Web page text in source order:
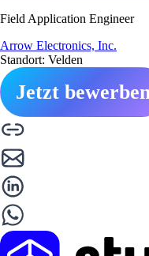
Field Application Engineer
Arrow Electronics, Inc.
Standort: Velden
Jetzt